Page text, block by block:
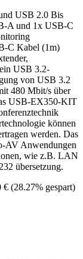
USB 2.0 Bis
A und 1x USB-C
C Kabel (1m)
USB 3.2-
von USB 3.2
480 Mbit/s über
USB-EX350-KIT
können
werden. Das
AV Anwendungen
wie z.B. LAN
übersetzung.
€ (28.27% gespart)